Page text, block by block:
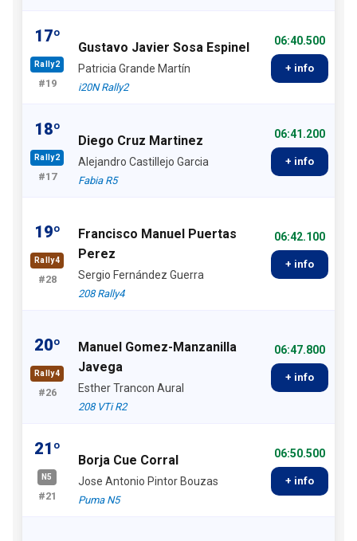
17º
Rally2
#19
Gustavo Javier Sosa Espinel
Patricia Grande Martín
i20N Rally2
06:40.500
+ info
18º
Rally2
#17
Diego Cruz Martinez
Alejandro Castillejo Garcia
Fabia R5
06:41.200
+ info
19º
Rally4
#28
Francisco Manuel Puertas
Perez
Sergio Fernández Guerra
208 Rally4
06:42.100
+ info
20º
Rally4
#26
Manuel Gomez-Manzanilla
Javega
Esther Trancon Aural
208 VTi R2
06:47.800
+ info
21º
N5
#21
Borja Cue Corral
Jose Antonio Pintor Bouzas
Puma N5
06:50.500
+ info